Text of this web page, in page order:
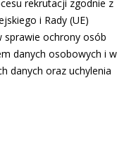
rekrutacji zgodnie z
i Rady (UE)
sprawie ochrony osób
danych osobowych i w
danych oraz uchylenia